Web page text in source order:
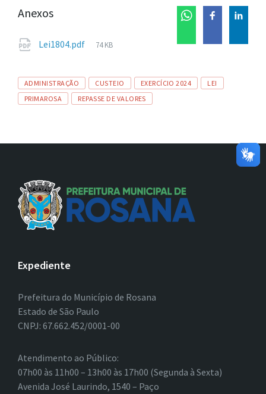
Anexos
Lei1804.pdf
Tamanho
74 KB
Tags
ADMINISTRAÇÃO CUSTEIO EXERCÍCIO 2024
LEI
PRIMAROSA
REPASSE DE VALORES
Expediente
Prefeitura do Município de Rosana
Estado de São Paulo
CNPJ: 67.662.452/0001-00
Atendimento ao Público:
07h00 às 11h00 – 13h00 às 17h00 (Segunda à Sexta)
Avenida José Laurindo, 1540 – Paço